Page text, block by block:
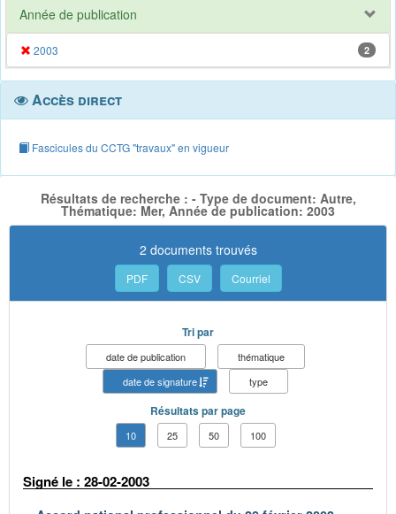
Année de publication
2003 2
Accès direct
Fascicules du CCTG "travaux" en vigueur
Résultats de recherche : - Type de document: Autre,
Thématique: Mer, Année de publication: 2003
2 documents trouvés
PDF CSV Courriel
Tri par
date de publication
thématique
date de signature
type
Résultats par page
10 25 50 100
Signé le : 28-02-2003